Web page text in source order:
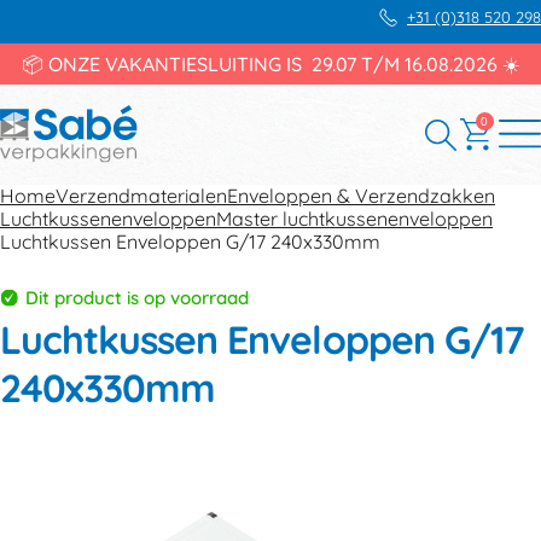
+31 (0)318 520 298
📦 ONZE VAKANTIESLUITING IS 29.07 T/M 16.08.2026 ☀️
0
HomeVerzendmaterialenEnveloppen & Verzendzakken
LuchtkussenenveloppenMaster luchtkussenenveloppen
Luchtkussen Enveloppen G/17 240x330mm
Dit product is op voorraad
Luchtkussen Enveloppen G/17
240x330mm